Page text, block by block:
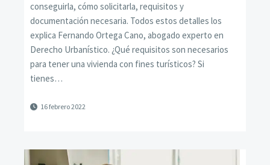
conseguirla, cómo solicitarla, requisitos y
documentación necesaria. Todos estos detalles los
explica Fernando Ortega Cano, abogado experto en
Derecho Urbanístico. ¿Qué requisitos son necesarios
para tener una vivienda con fines turísticos? Si
tienes…
16 febrero 2022